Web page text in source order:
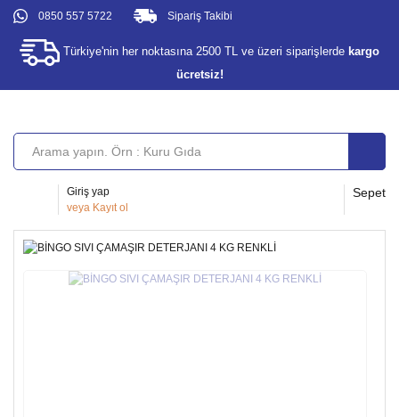
0850 557 5722
Türkiye'nin her noktasına 2500 TL ve üzeri siparişlerde kargo
ücretsiz!
Sipariş Takibi
Giriş yap
veya Kayıt ol
Sepet